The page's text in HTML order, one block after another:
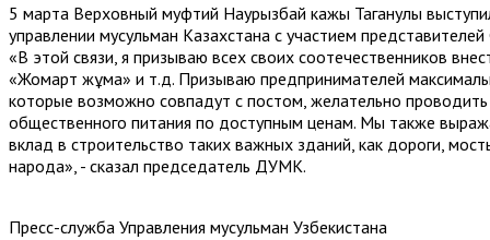
5 марта Верховный муфтий Наурызбай кажы Таганулы
управлении мусульман Казахстана с участием
«В этой связи, я призываю всех своих соотечественников
«Жомарт жұма» и т.д. Призываю предпринимателей
которые возможно совпадут с постом, желательно
общественного питания по доступным ценам. Мы также
вклад в строительство таких важных зданий, как дороги,
народа», - сказал председатель ДУМК.
Пресс-служба Управления мусульман Узбекистана